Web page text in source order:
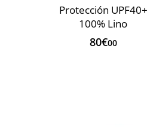
Protección UPF40+
100% Lino
80€00